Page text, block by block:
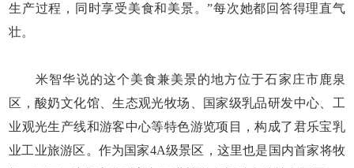
生产过程，同时享受美食和美景。”每次她都回答得理直气
壮。
米智华说的这个美食兼美景的地方位于石家庄市鹿泉
区，酸奶文化馆、生态观光牧场、国家级乳品研发中心、工
业观光生产线和游客中心等特色游览项目，构成了君乐宝乳
业工业旅游区。作为国家4A级景区，这里也是国内首家将牧